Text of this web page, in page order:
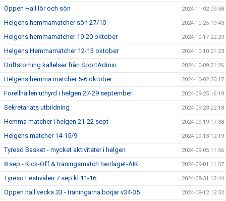
Öppen Hall lör och sön 2024-11-02 09:58
Helgens hemmamatcher sön 27/10 2024-10-25 19:43
Helgens hemmamatcher 19-20 oktober 2024-10-17 22:29
Helgens Hemmamatcher 12-13 oktober 2024-10-10 21:23
Driftstörning kallelser från SportAdmin 2024-10-09 21:26
Helgens hemma matcher 5-6 oktober 2024-10-02 20:17
Forellhallen uthyrd i helgen 27-29 september 2024-09-25 16:19
Sekretariats utbildning 2024-09-23 22:18
Hemma matcher i helgen 21-22 sept 2024-09-19 17:38
Helgens matcher 14-15/9 2024-09-13 12:19
Tyresö Basket - mycket aktiviteter i helgen 2024-09-05 11:56
8 sep - Kick-Off & träningsmatch herrlaget-AIK 2024-09-01 11:57
Tyresö Festivalen 7 sep kl 11-16 2024-08-31 12:44
Öppen hall vecka 33 - träningarna börjar v34-35 2024-08-12 12:52